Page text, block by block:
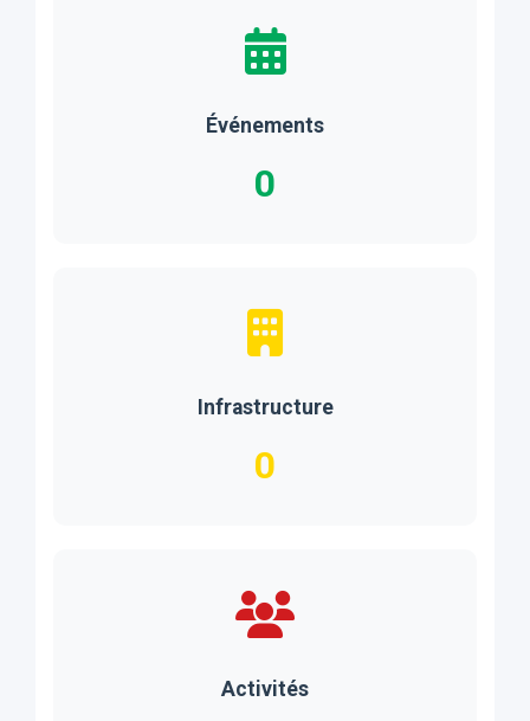
Événements
0
Infrastructure
0
Activités